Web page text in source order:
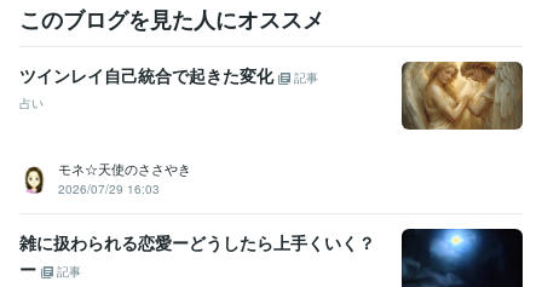
このブログを見た人にオススメ
ツインレイ自己統合で起きた変化
記事
占い
モネ☆天使のささやき
2026/07/29 16:03
雑に扱わられる恋愛ーどうしたら上手くいく？
ー
記事